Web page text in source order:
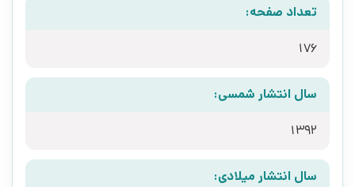
تعداد صفحه:
176
سال انتشار شمسی:
1392
سال انتشار میلادی: